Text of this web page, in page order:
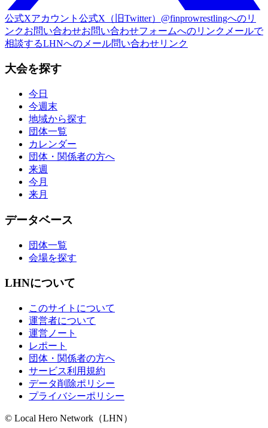
公式Xアカウント 公式X（旧Twitter）@finprowrestlingへのリ
ンクお問い合わせお問い合わせフォームへのリンク メールで
相談するLHNへのメール問い合わせリンク
大会を探す
今日
今週末
地域から探す
団体一覧
カレンダー
団体・関係者の方へ
来週
今月
来月
データベース
団体一覧
会場を探す
LHNについて
このサイトについて
運営者について
運営ノート
レポート
団体・関係者の方へ
サービス利用規約
データ削除ポリシー
プライバシーポリシー
© Local Hero Network（LHN）